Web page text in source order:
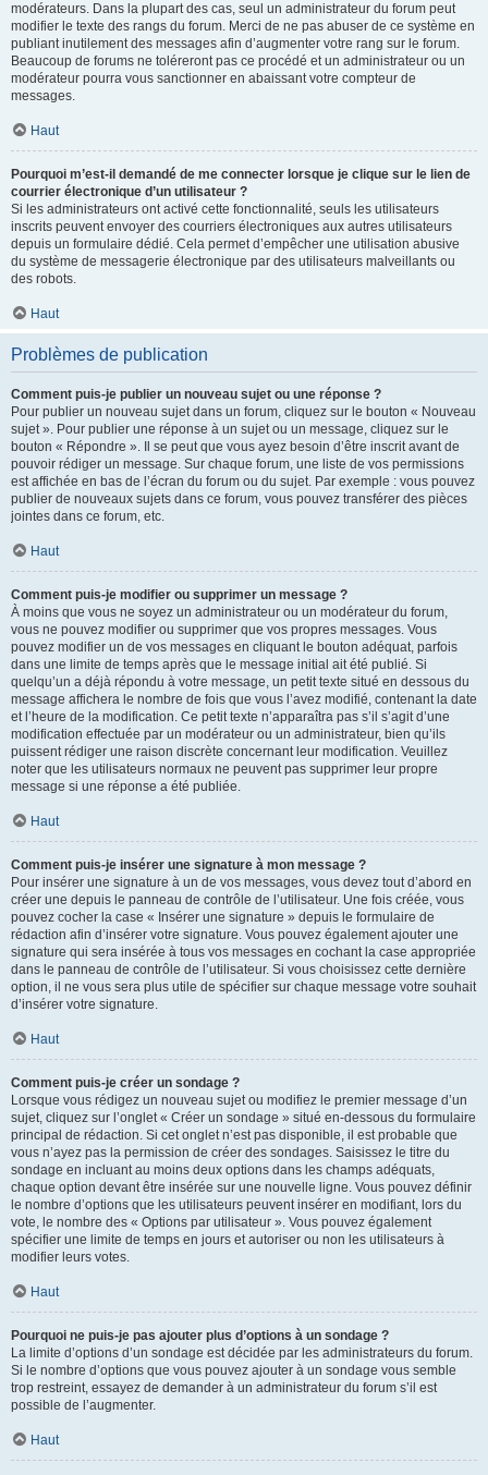
modérateurs. Dans la plupart des cas, seul un administrateur du forum peut
modifier le texte des rangs du forum. Merci de ne pas abuser de ce système en
publiant inutilement des messages afin d’augmenter votre rang sur le forum.
Beaucoup de forums ne toléreront pas ce procédé et un administrateur ou un
modérateur pourra vous sanctionner en abaissant votre compteur de
messages.
Haut
Pourquoi m’est-il demandé de me connecter lorsque je clique sur le lien de
courrier électronique d’un utilisateur ?
Si les administrateurs ont activé cette fonctionnalité, seuls les utilisateurs
inscrits peuvent envoyer des courriers électroniques aux autres utilisateurs
depuis un formulaire dédié. Cela permet d’empêcher une utilisation abusive
du système de messagerie électronique par des utilisateurs malveillants ou
des robots.
Haut
Problèmes de publication
Comment puis-je publier un nouveau sujet ou une réponse ?
Pour publier un nouveau sujet dans un forum, cliquez sur le bouton « Nouveau
sujet ». Pour publier une réponse à un sujet ou un message, cliquez sur le
bouton « Répondre ». Il se peut que vous ayez besoin d’être inscrit avant de
pouvoir rédiger un message. Sur chaque forum, une liste de vos permissions
est affichée en bas de l’écran du forum ou du sujet. Par exemple : vous pouvez
publier de nouveaux sujets dans ce forum, vous pouvez transférer des pièces
jointes dans ce forum, etc.
Haut
Comment puis-je modifier ou supprimer un message ?
À moins que vous ne soyez un administrateur ou un modérateur du forum,
vous ne pouvez modifier ou supprimer que vos propres messages. Vous
pouvez modifier un de vos messages en cliquant le bouton adéquat, parfois
dans une limite de temps après que le message initial ait été publié. Si
quelqu’un a déjà répondu à votre message, un petit texte situé en dessous du
message affichera le nombre de fois que vous l’avez modifié, contenant la date
et l’heure de la modification. Ce petit texte n’apparaîtra pas s’il s’agit d’une
modification effectuée par un modérateur ou un administrateur, bien qu’ils
puissent rédiger une raison discrète concernant leur modification. Veuillez
noter que les utilisateurs normaux ne peuvent pas supprimer leur propre
message si une réponse a été publiée.
Haut
Comment puis-je insérer une signature à mon message ?
Pour insérer une signature à un de vos messages, vous devez tout d’abord en
créer une depuis le panneau de contrôle de l’utilisateur. Une fois créée, vous
pouvez cocher la case « Insérer une signature » depuis le formulaire de
rédaction afin d’insérer votre signature. Vous pouvez également ajouter une
signature qui sera insérée à tous vos messages en cochant la case appropriée
dans le panneau de contrôle de l’utilisateur. Si vous choisissez cette dernière
option, il ne vous sera plus utile de spécifier sur chaque message votre souhait
d’insérer votre signature.
Haut
Comment puis-je créer un sondage ?
Lorsque vous rédigez un nouveau sujet ou modifiez le premier message d’un
sujet, cliquez sur l’onglet « Créer un sondage » situé en-dessous du formulaire
principal de rédaction. Si cet onglet n’est pas disponible, il est probable que
vous n’ayez pas la permission de créer des sondages. Saisissez le titre du
sondage en incluant au moins deux options dans les champs adéquats,
chaque option devant être insérée sur une nouvelle ligne. Vous pouvez définir
le nombre d’options que les utilisateurs peuvent insérer en modifiant, lors du
vote, le nombre des « Options par utilisateur ». Vous pouvez également
spécifier une limite de temps en jours et autoriser ou non les utilisateurs à
modifier leurs votes.
Haut
Pourquoi ne puis-je pas ajouter plus d’options à un sondage ?
La limite d’options d’un sondage est décidée par les administrateurs du forum.
Si le nombre d’options que vous pouvez ajouter à un sondage vous semble
trop restreint, essayez de demander à un administrateur du forum s’il est
possible de l’augmenter.
Haut